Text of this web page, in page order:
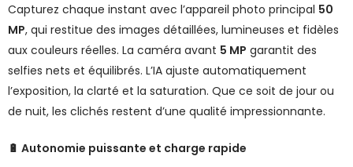
Capturez chaque instant avec l’appareil photo principal 50
MP, qui restitue des images détaillées, lumineuses et fidèles
aux couleurs réelles. La caméra avant 5 MP garantit des
selfies nets et équilibrés. L’IA ajuste automatiquement
l’exposition, la clarté et la saturation. Que ce soit de jour ou
de nuit, les clichés restent d’une qualité impressionnante.
🔋 Autonomie puissante et charge rapide